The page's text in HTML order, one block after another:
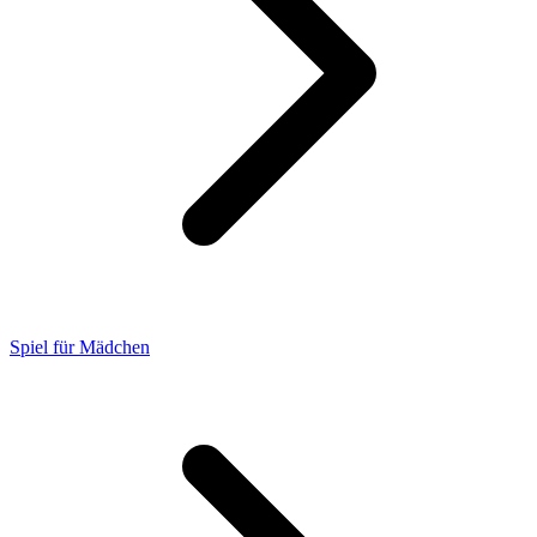
Spiel für Mädchen